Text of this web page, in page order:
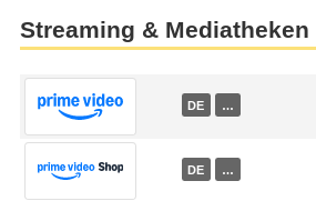
Streaming & Mediatheken
DE …
DE …